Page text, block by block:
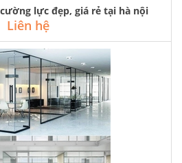
lực đẹp, giá rẻ tại hà nội
Liên hệ